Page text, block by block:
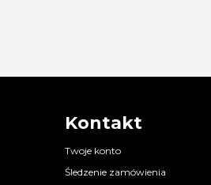
Kontakt
Twoje konto
Śledzenie zamówienia